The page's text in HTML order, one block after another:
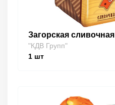
Загорская сливочная
"КДВ Групп"
1 шт